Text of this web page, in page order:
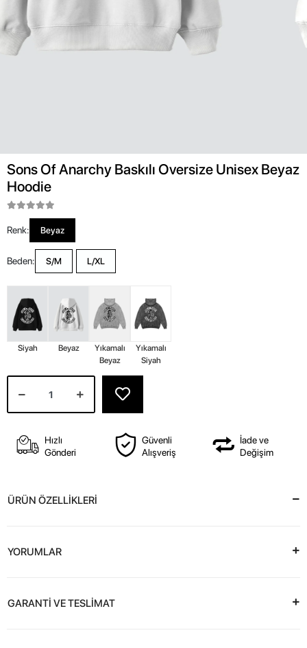
Sons Of Anarchy Baskılı Oversize Unisex Beyaz
Hoodie
Renk: Beyaz
Beden: S/M L/XL
Siyah Beyaz
Yıkamalı
Beyaz
Yıkamalı
Siyah
Hızlı
Gönderi
Güvenli
Alışveriş
İade ve
Değişim
ÜRÜN ÖZELLİKLERİ
YORUMLAR
GARANTİ VE TESLİMAT